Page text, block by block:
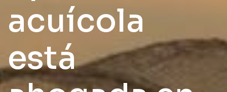
acuícola
está